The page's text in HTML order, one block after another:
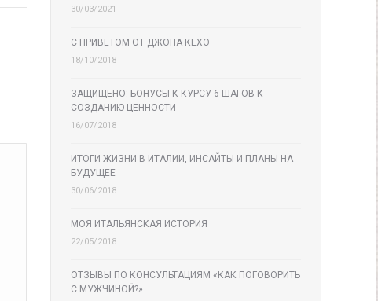
30/03/2021
С ПРИВЕТОМ ОТ ДЖОНА КЕХО
18/10/2018
ЗАЩИЩЕНО: БОНУСЫ К КУРСУ 6 ШАГОВ К
СОЗДАНИЮ ЦЕННОСТИ
16/07/2018
ИТОГИ ЖИЗНИ В ИТАЛИИ, ИНСАЙТЫ И ПЛАНЫ НА
БУДУЩЕЕ
30/06/2018
МОЯ ИТАЛЬЯНСКАЯ ИСТОРИЯ
22/05/2018
ОТЗЫВЫ ПО КОНСУЛЬТАЦИЯМ «КАК ПОГОВОРИТЬ
С МУЖЧИНОЙ?»